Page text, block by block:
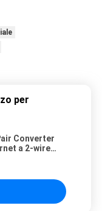
per
Converter
a 2-wire